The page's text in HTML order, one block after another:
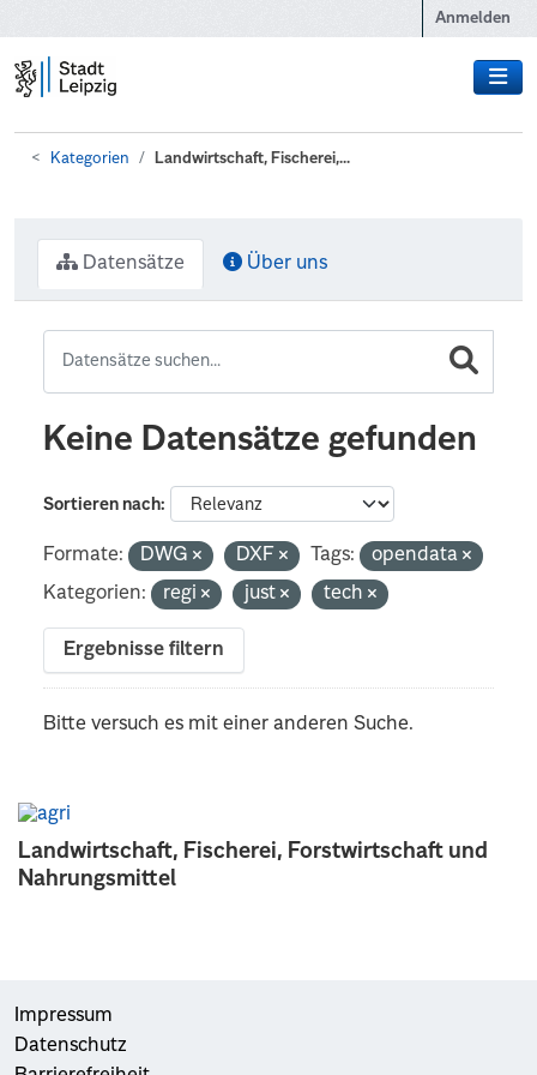
Anmelden
Kategorien Landwirtschaft, Fischerei,...
Landwirtschaft, Fischerei, Forstwirtschaft und
Nahrungsmittel
Datensätze Über uns
Keine Datensätze gefunden
Sortieren nach
Formate: DWG DXF Tags:
opendata
Kategorien:
regi just tech
Ergebnisse filtern
Bitte versuch es mit einer anderen Suche.
Impressum
Datenschutz